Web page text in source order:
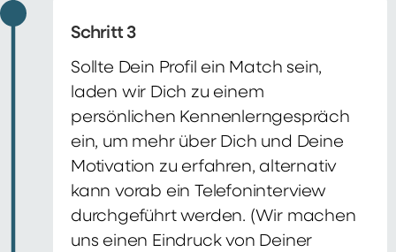
Schritt 3
Sollte Dein Profil ein Match sein,
laden wir Dich zu einem
persönlichen Kennenlerngespräch
ein, um mehr über Dich und Deine
Motivation zu erfahren, alternativ
kann vorab ein Telefoninterview
durchgeführt werden. (Wir machen
uns einen Eindruck von Deiner